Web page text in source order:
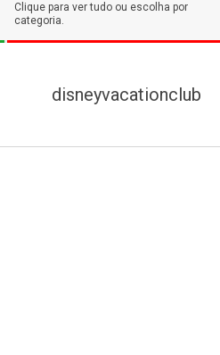
Clique para ver tudo ou escolha por
categoria.
disneyvacationclub